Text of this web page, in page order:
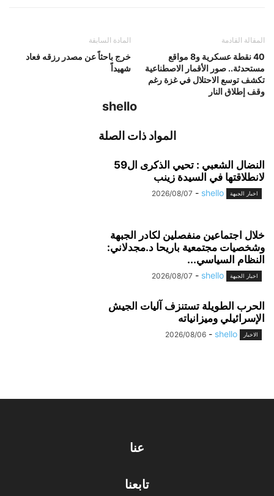
المادة السابقة
خرج باحثاً عن مصدر رزقه فعاد
شهيداً
المقالة القادمة
40 نقطة عسكرية و8 مواقع
مستحدثة.. صور الأقمار الاصطناعية
تكشف توسع الاحتلال في غزة رغم
وقف إطلاق النار
shello
المواد ذات الصلة
النضال الشعبي : تحيي الذكرى ال59
لانطلاقتها في السيدة زينب
اخبار الجبهة shello
-
2026/08/07
خلال اجتماعين منفصلين لكادر الجبهة
وشخصيات مجتمعية باريحا د.مجدلاني:
النظام السياسي...
اخبار الجبهة shello
-
2026/08/07
الحرب الطويلة تستنزف آليات الجيش
الإسرائيلي وميزانياته
الاخبار shello
-
2026/08/06
عنا
تابعنا